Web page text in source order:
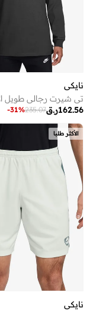
نايكي
ر.ق162.56
235.07
-31%
الأكثر طلبا
نايكي